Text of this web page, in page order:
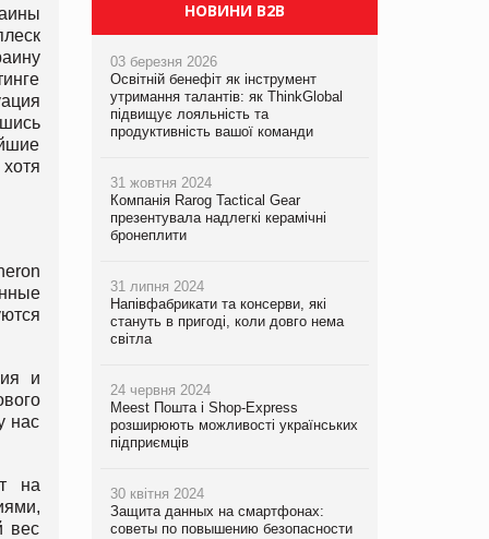
и
нас
на
вес
НОВИНИ B2B
03 березня 2026
Освітній бенефіт як інструмент
утримання талантів: як ThinkGlobal
підвищує лояльність та
продуктивність вашої команди
31 жовтня 2024
Компанія Rarog Tactical Gear
презентувала надлегкі керамічні
бронеплити
31 липня 2024
Напівфабрикати та консерви, які
стануть в пригоді, коли довго нема
світла
24 червня 2024
Meest Пошта і Shop-Express
розширюють можливості українських
підприємців
30 квітня 2024
Защита данных на смартфонах:
советы по повышению безопасности